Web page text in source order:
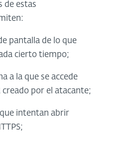
de estas
pantalla de lo que
cierto tiempo;
a la que se accede
creado por el atacante;
intentan abrir